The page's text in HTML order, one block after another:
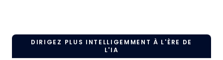
DIRIGEZ PLUS INTELLIGEMMENT À L'ÈRE DE
L'IA